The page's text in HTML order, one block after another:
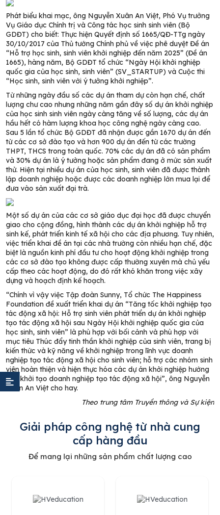
Phát biểu khai mạc, ông Nguyễn Xuân An Việt, Phó Vụ trưởng
Vụ Giáo dục Chính trị và Công tác học sinh sinh viên (Bộ
GDĐT) cho biết: Thực hiện Quyết định số 1665/QĐ-TTg ngày
30/10/2017 của Thủ tướng Chính phủ về việc phê duyệt Đề án
“Hỗ trợ học sinh, sinh viên khởi nghiệp đến năm 2025” (Đề án
1665), hàng năm, Bộ GDĐT tổ chức “Ngày Hội khởi nghiệp
quốc gia của học sinh, sinh viên” (SV_STARTUP) và Cuộc thi
“Học sinh, sinh viên với ý tưởng khởi nghiệp”.
Từ những ngày đầu số các dự án tham dự còn hạn chế, chất
lượng chư cao nhưng những năm gần đây số dự án khởi nghiệp
của học sinh sinh viên ngày càng tăng về số lượng, các dự án
hầu hết có hàm lượng khoa học công nghệ ngày càng cao.
Sau 5 lần tổ chức Bộ GDĐT đã nhận được gần 1670 dự án đến
từ các cơ sở đào tạo và hơn 900 dự án đến từ các trường
THPT, THCS trong toàn quốc. 70% các dự án đã có sản phẩm
và 30% dự án là ý tưởng hoặc sản phẩm đang ở mức sản xuất
thử. Hiện tại nhiều dự án của học sinh, sinh viên đã được thành
lập doanh nghiệp hoặc được các doanh nghiệp lớn mua lại để
đưa vào sản xuất đại trà.
Một số dự án của các cơ sở giáo dục đại học đã được chuyển
giao cho cộng đồng, hình thành các dự án khởi nghiệp hỗ trợ
sinh kế, phát triển kinh tế xã hội cho các địa phương. Tuy nhiên,
việc triển khai đề án tại các nhà trường còn nhiều hạn chế, đặc
biệt là nguồn kinh phí đầu tư cho hoạt động khởi nghiệp trong
các cơ sở đào tạo không được cấp thường xuyên mà chủ yếu
cấp theo các hoạt động, do đó rất khó khăn trong việc xây
dựng và hoạch định kế hoạch.
“Chính vì vậy việc Tập đoàn Sunny, Tổ chức The Happiness
Foundation đề xuất triển khai dự án “Tăng tốc khởi nghiệp tạo
tác động xã hội: Hỗ trợ sinh viên phát triển dự án khởi nghiệp
tạo tác động xã hội sau Ngày Hội khởi nghiệp quốc gia của
học sinh, sinh viên” là phù hợp với bối cảnh và phù hợp với
mục tiêu Thúc đẩy tinh thần khởi nghiệp của sinh viên, trang bị
kiến thức và kỹ năng về khởi nghiệp trong lĩnh vực doanh
nghiệp tạo tác động xã hội cho sinh viên; hỗ trợ các nhóm sinh
viên hoàn thiện và hiện thực hóa các dự án khởi nghiệp hướng
đến khởi tạo doanh nghiệp tạo tác động xã hội”, ông Nguyễn
Xuân An Việt cho hay.
Theo trung tâm Truyền thông và Sự kiện
Giải pháp công nghệ từ nhà cung
cấp hàng đầu
Để mang lại những sản phẩm chất lượng cao